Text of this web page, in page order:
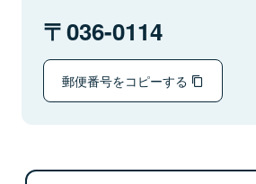
036-0114
郵便番号をコピーする